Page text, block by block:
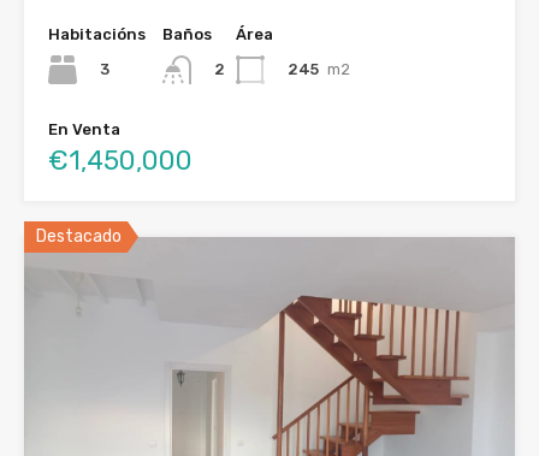
Habitacións
3
Baños
2
Área
245 m2
En Venta
€1,450,000
Destacado